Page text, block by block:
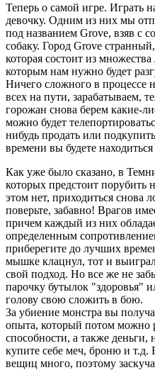
Теперь о самой игре. Играть
девочку. Одним из них мы
под названием Grove, взяв с
собаку. Город Grove
которая состоит из
которым нам нужно будет
Ничего сложного в процессе
всех на пути, зарабатываем,
горожан снова берем какие-
можно будет
нибудь продать или
времени вы будете
Как уже было сказано, в
которых предстоит порубить
этом нет, приходиться снова
поверьте, забавно! Врагов
причем каждый из них
определенным
приберегите до лучших
мышке клацнул, тот и
свой подход. Но все же не
парочку бутылок "здоровья"
голову свою сложить в бою.
За убиение монстра вы
опыта, который потом можно
способности, а также деньги,
купите себе меч, броню и т.д.
вещиц много, поэтому